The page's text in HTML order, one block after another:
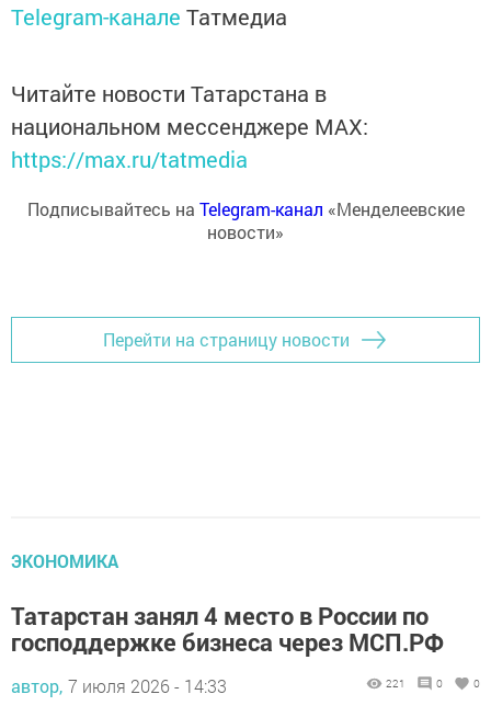
Telegram-канале Татмедиа
Читайте новости Татарстана в
национальном мессенджере MАХ:
https://max.ru/tatmedia
Подписывайтесь на Telegram-канал «Менделеевские
новости»
Перейти на страницу новости
ЭКОНОМИКА
Татарстан занял 4 место в России по
господдержке бизнеса через МСП.РФ
автор, 7 июля 2026 - 14:33 221 0 0